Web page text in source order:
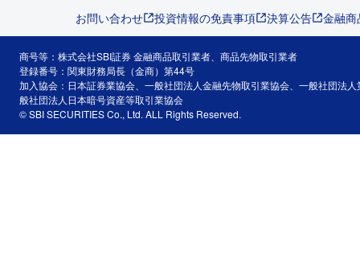
お問い合わせ 投資情報の免責事項 決算公告 金融
商号等：株式会社SBI証券 金融商品取引業者、商品先物取引業者
登録番号：関東財務局長（金商）第44号
加入協会：日本証券業協会、一般社団法人金融先物取引業協会、一般社団法
般社団法人日本暗号資産等取引業協会
© SBI SECURITIES Co., Ltd. ALL Rights Reserved.